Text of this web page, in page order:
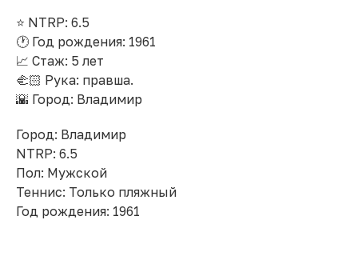
⭐️ NTRP: 6.5
🕐 Год рождения: 1961
📈 Стаж: 5 лет
🫲🏻 Рука: правша.
🌇 Город: Владимир
Город: Владимир
NTRP: 6.5
Пол: Мужской
Теннис: Только пляжный
Год рождения: 1961